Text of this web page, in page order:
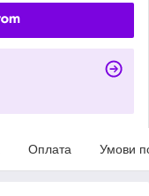
Оплата Умови